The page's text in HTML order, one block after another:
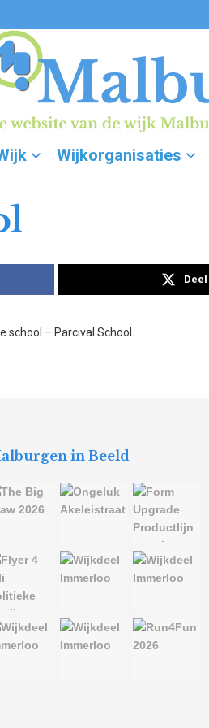
Wijkorganisaties
– Parcival School.
in Beeld